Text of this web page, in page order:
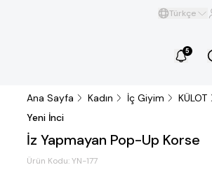
Türkçe
5
Ana Sayfa Kadın İç Giyim KÜLOT
Yeni İnci
İz Yapmayan Pop-Up Korse
Ürün Kodu: YN-177